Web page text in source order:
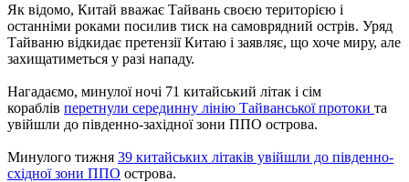
Як відомо, Китай вважає Тайвань своєю територією і
останніми роками посилив тиск на самоврядний острів. Уряд
Тайваню відкидає претензії Китаю і заявляє, що хоче миру, але
захищатиметься у разі нападу.
Нагадаємо, минулої ночі 71 китайський літак і сім
кораблів перетнули серединну лінію Тайванської протоки та
увійшли до південно-західної зони ППО острова.
Минулого тижня 39 китайських літаків увійшли до південно-
східної зони ППО острова.